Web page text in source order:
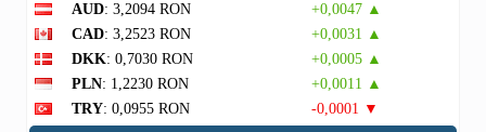
AUD: 3,2094 RON
+0,0047 ▲
CAD: 3,2523 RON
+0,0031 ▲
DKK: 0,7030 RON
+0,0005 ▲
PLN: 1,2230 RON
+0,0011 ▲
TRY: 0,0955 RON
-0,0001 ▼